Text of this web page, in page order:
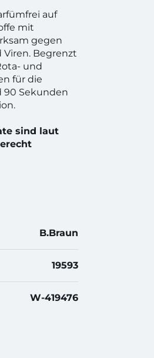
auf
mit
gegen
Viren. Begrenzt
und
für die
90 Sekunden
sind laut
B.Braun
19593
W-419476